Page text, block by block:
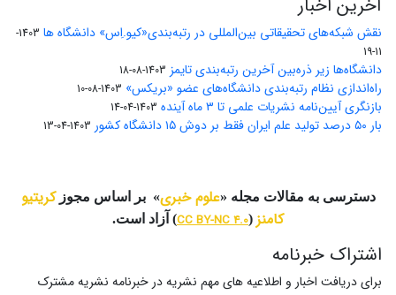
آخرین اخبار
نقش شبکه‌های تحقیقاتی بین‌المللی در رتبه‌بندی«کیو.اِس» دانشگاه ها
1403-
11-19
دانشگاه‌ها زیر ذره‌بین آخرین رتبه‌بندی تایمز 1403-08-18
راه‌اندازی نظام رتبه‌بندی دانشگاه‌‌های عضو «بریکس» 1403-08-10
بازنگری آیین‌نامه نشریات علمی تا ۳ ماه آینده 1403-04-14
بار ۵۰ درصد تولید علم ایران فقط بر دوش ۱۵ دانشگاه کشور 1403-04-13
دسترسی به مقالات مجله «علوم خبری» بر اساس مجوزکریتیو
کامنز (
CC BY-NC 4.0) آزاد است.
اشتراک خبرنامه
برای دریافت اخبار و اطلاعیه های مهم نشریه در خبرنامه نشریه مشترک